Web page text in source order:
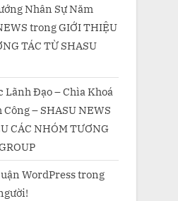
Nhân Sự Năm
trongGIỚI THIỆU
TÁC TỪ SHASU
Lãnh Đạo – Chìa Khoá
– SHASU NEWS
CÁC NHÓM TƯƠNG
WordPresstrong